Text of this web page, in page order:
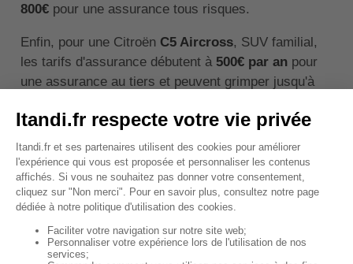
800€ pour une assurance tous risques.
Enfin, pour une Citroën C5 Aircross, SUV familial,
les tarifs d'assurance débutent à 500€ par anpour
une assurance au tiers et peuvent grimper jusqu'à
✍️À noter :Ces tarifs sont bien sûr indicatifs
et peuvent varier en fonction de votre profil et
de votre historique de conduite.
↑ Sommaire